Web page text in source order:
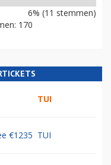
6% (11 stemmen)
170
TUI
€1235 TUI